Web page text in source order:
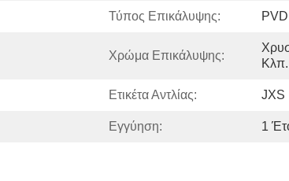
Τύπος Επικάλυψης: PVD
Χρώμα Επικάλυψης:
Κλπ.
Ετικέτα Αντλίας: JXS
Εγγύηση: 1